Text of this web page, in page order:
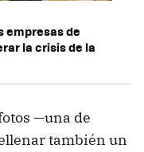
empresas de
la crisis de la
—una de
también un